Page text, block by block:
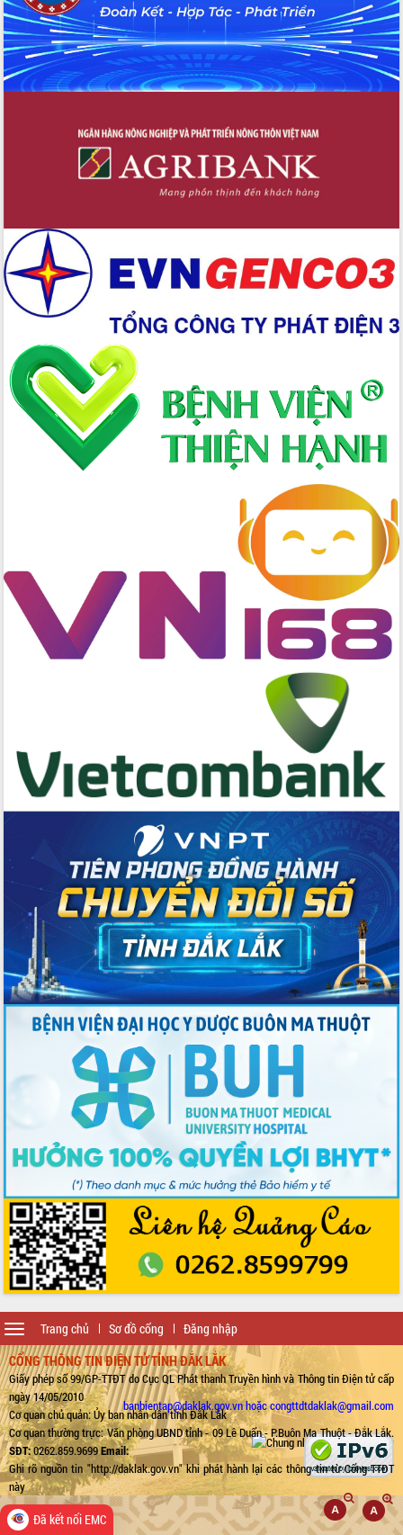
Trang chủ Sơ đồ cổng Đăng nhập
Toggle
navigation
CỔNG THÔNG TIN ĐIỆN TỬ TỈNH ĐẮK LẮK
Giấy phép số 99/GP-TTĐT do Cục QL Phát thanh Truyền hình và Thông tin Điện tử cấp
ngày 14/05/2010
Cơ quan chủ quản: Ủy ban nhân dân tỉnh Đắk Lắk
Cơ quan thường trực: Văn phòng UBND tỉnh - 09 Lê Duẩn - P.Buôn Ma Thuột - Đắk Lắk.
SĐT:0262.859.9699Email:
banbientap@daklak.gov.vn hoặc congttdtdaklak@gmail.com
Ghi rõ nguồn tin "http://daklak.gov.vn" khi phát hành lại các thông tin từ Cổng TTĐT
này
Đã kết nối EMC